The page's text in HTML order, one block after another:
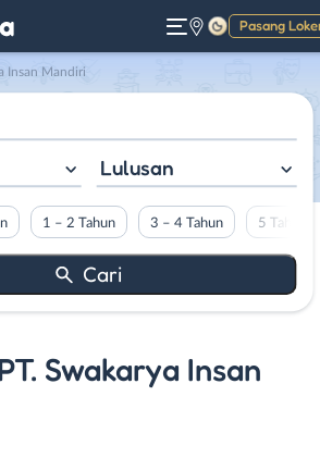
Pasang
Gelap
Insan Mandiri
Lulusan
1 – 2 Tahun 3 – 4 Tahun 5 Tahun
Swakarya Insan